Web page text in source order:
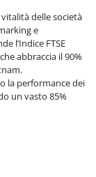
delle società
e
l’Indice FTSE
abbraccia il 90%
la performance dei
un vasto 85%